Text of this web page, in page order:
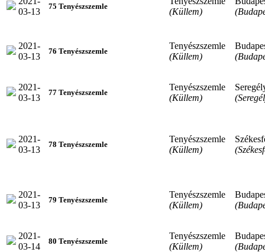
03-13
75 Tenyészszemle
(Küllem)
2021-
03-13
76 Tenyészszemle
Tenyészszemle
(Küllem)
2021-
03-13
77 Tenyészszemle
Tenyészszemle
(Küllem)
2021-
03-13
78 Tenyészszemle
Tenyészszemle
(Küllem)
2021-
03-13
79 Tenyészszemle
Tenyészszemle
(Küllem)
2021-
03-14
80 Tenyészszemle
Tenyészszemle
(Küllem)